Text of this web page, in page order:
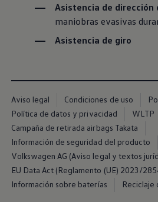
Servicio técnico
Asistencia y garantía
Asistencia en
Garantía Volkswagen
Ventajas para
ServicePlus
Ofertas posventa
Servicio técnico para
Comunicados
Información sobre
Reciclaje de vehículos
Retirada por
Alquiler con Rent-a-Car
Accesorios Originales
Comunidad The Originals
Asistencia de dirección
maniobras evasivas
Asistencia de giro
Aviso legal Condiciones de uso
Política de datos y privacidad
WLTP
Campaña de retirada airbags Takata
Información de seguridad del producto
Volkswagen AG (Aviso legal y textos
EU Data Act (Reglamento (UE) 2023/
Información sobre baterías
Reciclaje